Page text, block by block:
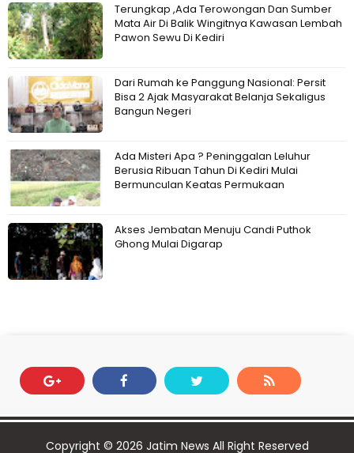
Terungkap ,Ada Terowongan Dan Sumber
Mata Air Di Balik Wingitnya Kawasan Lembah
Pawon Sewu Di Kediri
Dari Rumah ke Panggung Nasional: Persit
Bisa 2 Ajak Masyarakat Belanja Sekaligus
Bangun Negeri
Ada Misteri Apa ? Peninggalan Leluhur
Berusia Ribuan Tahun Di Kediri Mulai
Bermunculan Keatas Permukaan
Akses Jembatan Menuju Candi Puthok
Ghong Mulai Digarap
Copyright © 2026 Jatim News All Right Reserved